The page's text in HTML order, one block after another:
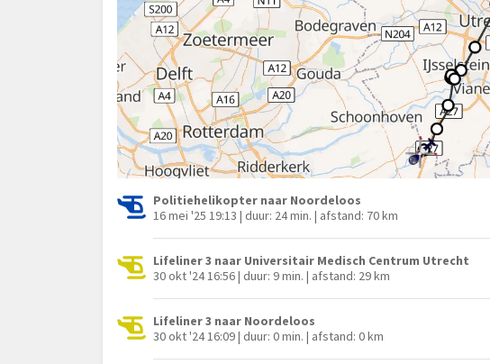
Politiehelikopter naar Noordeloos
16 mei '25 19:13 | duur: 24 min. | afstand: 70 km
Lifeliner 3 naar Universitair Medisch Centrum Utrecht
30 okt '24 16:56 | duur: 9 min. | afstand: 29 km
Lifeliner 3 naar Noordeloos
30 okt '24 16:09 | duur: 0 min. | afstand: 0 km